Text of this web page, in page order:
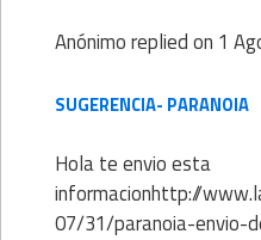
Anónimoreplied on 1
SUGERENCIA- PARANOIA
Hola te envio esta
informacionhttp://
07/31/paranoia-envio-